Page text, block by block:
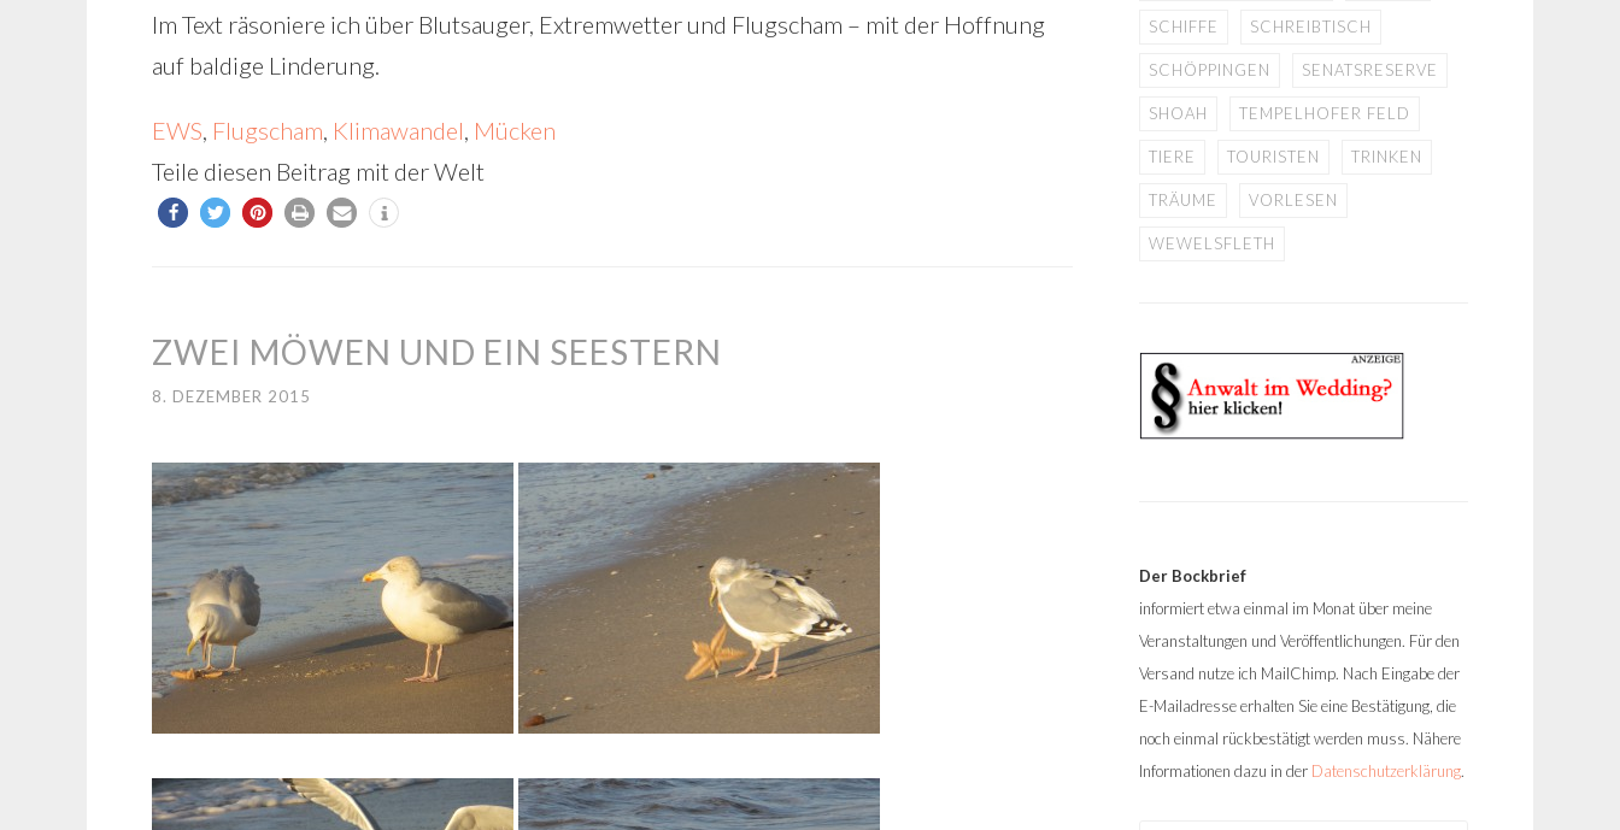
Im Text räsoniere ich über Blutsauger, Extremwetter und Flugscham – mit der Hoffnung
auf baldige Linderung.
EWS, Flugscham, Klimawandel, Mücken
Teile diesen Beitrag mit der Welt
ZWEI MÖWEN UND EIN SEESTERN
8. DEZEMBER 2015
SCHIFFE SCHREIBTISCH
SCHÖPPINGEN SENATSRESERVE
SHOAH TEMPELHOFER FELD
TIERE TOURISTEN TRINKEN
TRÄUME VORLESEN
WEWELSFLETH
Der Bockbrief
informiert etwa einmal im Monat über meine
Veranstaltungen und Veröffentlichungen. Für den
Versand nutze ich MailChimp. Nach Eingabe der
E-Mailadresse erhalten Sie eine Bestätigung, die
noch einmal rückbestätigt werden muss. Nähere
Informationen dazu in der Datenschutzerklärung.